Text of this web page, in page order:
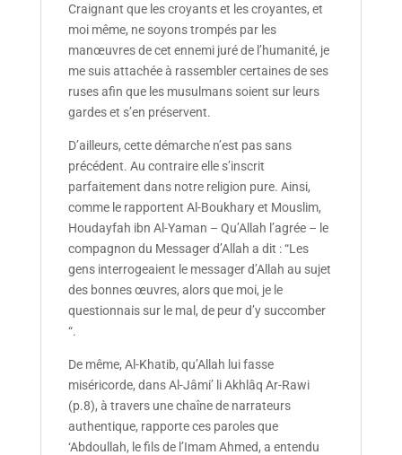
Craignant que les croyants et les croyantes, et
moi même, ne soyons trompés par les
manœuvres de cet ennemi juré de l’humanité, je
me suis attachée à rassembler certaines de ses
ruses afin que les musulmans soient sur leurs
gardes et s’en préservent.
D’ailleurs, cette démarche n’est pas sans
précédent. Au contraire elle s’inscrit
parfaitement dans notre religion pure. Ainsi,
comme le rapportent Al-Boukhary et Mouslim,
Houdayfah ibn Al-Yaman – Qu’Allah l’agrée – le
compagnon du Messager d’Allah a dit : “Les
gens interrogeaient le messager d’Allah au sujet
des bonnes œuvres, alors que moi, je le
questionnais sur le mal, de peur d’y succomber
“.
De même, Al-Khatib, qu’Allah lui fasse
miséricorde, dans Al-Jâmi’ li Akhlâq Ar-Rawi
(p.8), à travers une chaîne de narrateurs
authentique, rapporte ces paroles que
‘Abdoullah, le fils de l’Imam Ahmed, a entendu